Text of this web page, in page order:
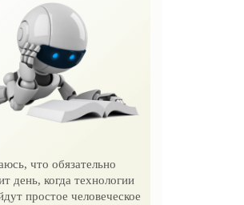
что обязательно
день, когда технологии
простое человеческое